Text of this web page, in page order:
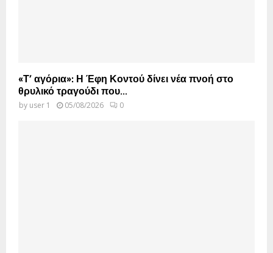
«Τ’ αγόρια»: Η Έφη Κοντού δίνει νέα πνοή στο
θρυλικό τραγούδι που...
by user 1 05/08/2026 0